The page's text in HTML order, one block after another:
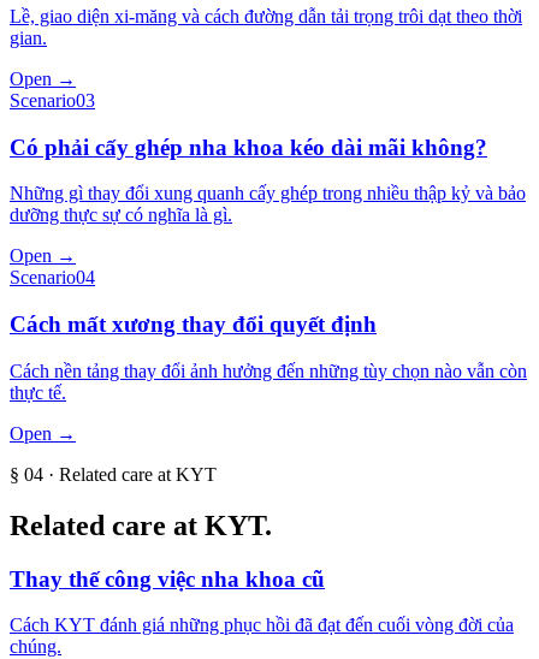
Lề, giao diện xi-măng và cách đường dẫn tải trọng trôi dạt theo thời
gian.
Open →
Scenario03
Có phải cấy ghép nha khoa kéo dài mãi không?
Những gì thay đổi xung quanh cấy ghép trong nhiều thập kỷ và bảo
dưỡng thực sự có nghĩa là gì.
Open →
Scenario04
Cách mất xương thay đổi quyết định
Cách nền tảng thay đổi ảnh hưởng đến những tùy chọn nào vẫn còn
thực tế.
Open →
§ 04 · Related care at KYT
Related care at KYT.
Thay thế công việc nha khoa cũ
Cách KYT đánh giá những phục hồi đã đạt đến cuối vòng đời của
chúng.